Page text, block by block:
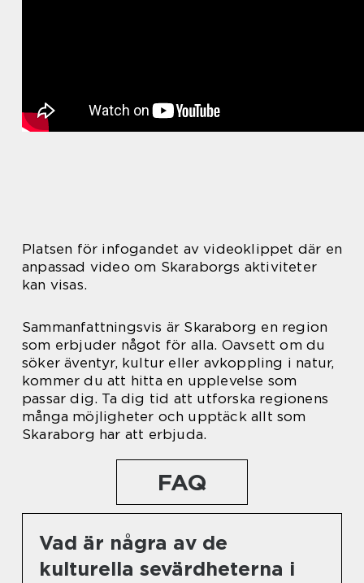
Platsen för infogandet av videoklippet där en
anpassad video om Skaraborgs aktiviteter
kan visas.
Sammanfattningsvis är Skaraborg en region
som erbjuder något för alla. Oavsett om du
söker äventyr, kultur eller avkoppling i natur,
kommer du att hitta en upplevelse som
passar dig. Ta dig tid att utforska regionens
många möjligheter och upptäck allt som
Skaraborg har att erbjuda.
FAQ
Vad är några av de
kulturella sevärdheterna i